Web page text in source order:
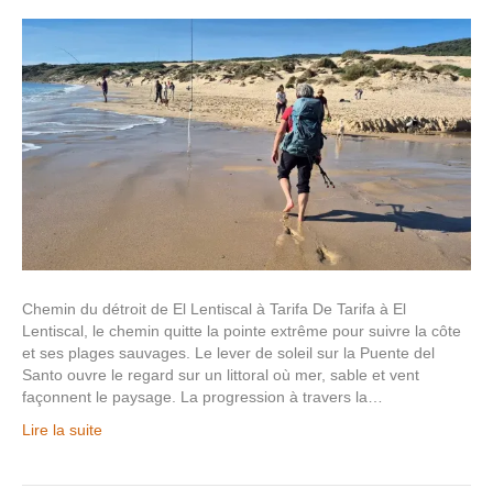
Chemin du détroit de El Lentiscal à Tarifa De Tarifa à El
Lentiscal, le chemin quitte la pointe extrême pour suivre la côte
et ses plages sauvages. Le lever de soleil sur la Puente del
Santo ouvre le regard sur un littoral où mer, sable et vent
façonnent le paysage. La progression à travers la…
Lire la suite